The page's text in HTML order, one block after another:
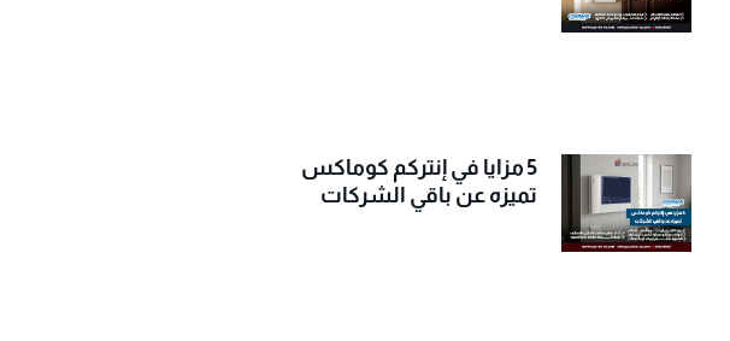
5 مزايا في إنتركم كوماكس
تميزه عن باقي الشركات